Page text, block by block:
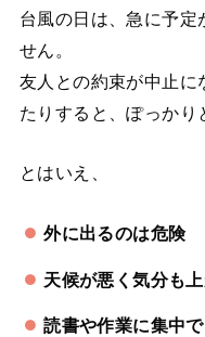
台風の日は、急に予定
せん。
友人との約束が中止に
たりすると、ぽっかり
とはいえ、
外に出るのは危険
天候が悪く気分も
読書や作業に集中